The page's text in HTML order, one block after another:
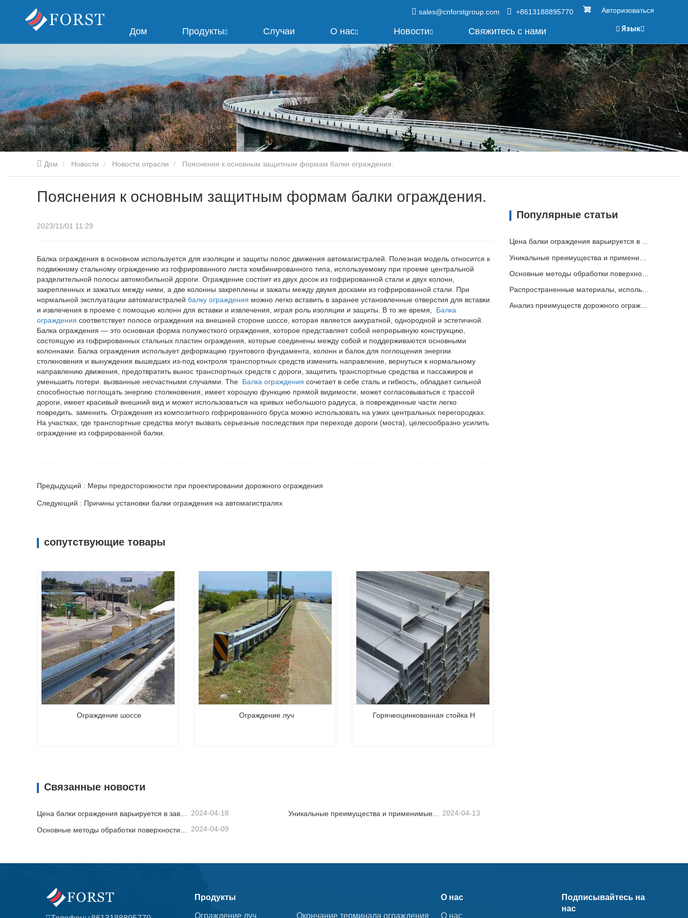
Авторизоваться
sales@cnforstgroup.com +8613188895770
Дом Продукты Случаи О нас Новости Свяжитесь с нами Язык
Дом Новости Новости отрасли Пояснения к основным защитным формам балки ограждения.
Пояснения к основным защитным формам балки ограждения.
2023/11/01 11:29
Балка ограждения в основном используется для изоляции и защиты полос движения автомагистралей. Полезная модель относится к
подвижному стальному ограждению из гофрированного листа комбинированного типа, используемому при проеме центральной
разделительной полосы автомобильной дороги. Ограждение состоит из двух досок из гофрированной стали и двух колонн,
закрепленных и зажатых между ними, а две колонны закреплены и зажаты между двумя досками из гофрированной стали. При
нормальной эксплуатации автомагистралей балку ограждения можно легко вставить в заранее установленные отверстия для вставки
и извлечения в проеме с помощью колонн для вставки и извлечения, играя роль изоляции и защиты. В то же время, Балка
ограждения соответствует полосе ограждения на внешней стороне шоссе, которая является аккуратной, однородной и эстетичной.
Балка ограждения — это основная форма полужесткого ограждения, которое представляет собой непрерывную конструкцию,
состоящую из гофрированных стальных пластин ограждения, которые соединены между собой и поддерживаются основными
колоннами. Балка ограждения использует деформацию грунтового фундамента, колонн и балок для поглощения энергии
столкновения и вынуждения вышедших из-под контроля транспортных средств изменить направление, вернуться к нормальному
направлению движения, предотвратить вынос транспортных средств с дороги, защитить транспортные средства и пассажиров и
уменьшить потери. вызванные несчастными случаями. The Балка ограждения сочетает в себе сталь и гибкость, обладает сильной
способностью поглощать энергию столкновения, имеет хорошую функцию прямой видимости, может согласовываться с трассой
дороги, имеет красивый внешний вид и может использоваться на кривых небольшого радиуса, а поврежденные части легко
повредить. заменить. Ограждения из композитного гофрированного бруса можно использовать на узких центральных перегородках.
На участках, где транспортные средства могут вызвать серьезные последствия при переходе дороги (моста), целесообразно усилить
ограждение из гофрированной балки.
Предыдущий : Меры предосторожности при проектировании дорожного ограждения
Следующий : Причины установки балки ограждения на автомагистралях
сопутствующие товары
Ограждение шоссе Ограждение луч Горячеоцинкованная стойка H
Связанные новости
Цена балки ограждения варьируется в зависимости от различных факторов. 2024-04-18 Уникальные преимущества и применимые сценарии дорожных ограждений 2024-04-13
2024-04-09
Популярные статьи
Цена балки ограждения варьируется в зависимости от различных факторов.
Основные методы обработки поверхности балки ограждения
Распространенные материалы, используемые при изготовлении дорожных ограждений
Анализ преимуществ дорожного ограждения
Продукты
Ограждение луч Окончание терминала ограждения
О нас
О нас
Подписывайтесь на
нас